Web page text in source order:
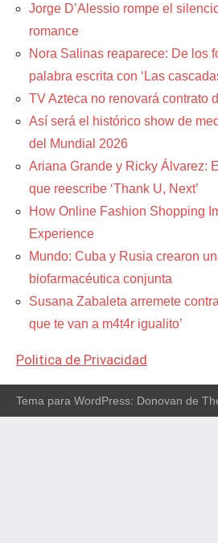
Jorge D’Alessio rompe el
romance
Nora Salinas reaparece: De los
palabra escrita con ‘Las
TV Azteca no renovará contrato
Así será el histórico show de
del Mundial 2026
Ariana Grande y Ricky Álvarez:
que reescribe ‘Thank U, Next’
How Online Fashion Shopping
Experience
Mundo: Cuba y Rusia crearon
biofarmacéutica conjunta
Susana Zabaleta arremete
que te van a m4t4r igualito’
Politica de Privacidad
Tema para WordPress: Donovan de